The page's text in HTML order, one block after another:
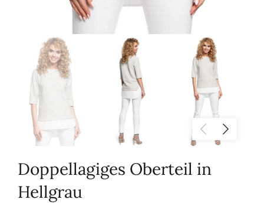
Doppellagiges Oberteil in
Hellgrau